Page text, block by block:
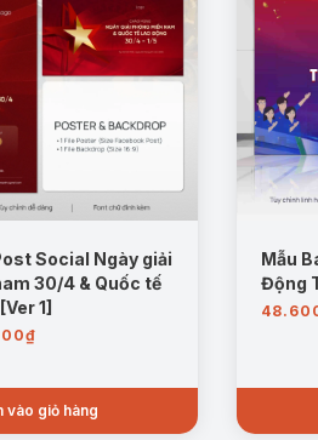
Social Ngày giải
30/4 & Quốc tế
1]
₫Giá
là:
54.000₫.
vào giỏ hàng
Mẫu
Động